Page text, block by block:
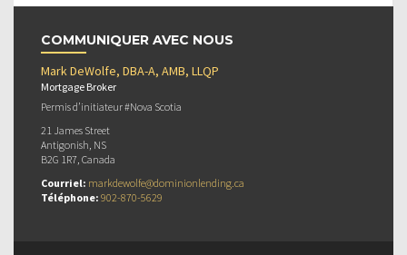
COMMUNIQUER AVEC NOUS
Mark DeWolfe, DBA-A, AMB, LLQP
Mortgage Broker
Permis d’initiateur #Nova Scotia
21 James Street
Antigonish, NS
B2G 1R7, Canada
Courriel: markdewolfe@dominionlending.ca
Téléphone: 902-870-5629